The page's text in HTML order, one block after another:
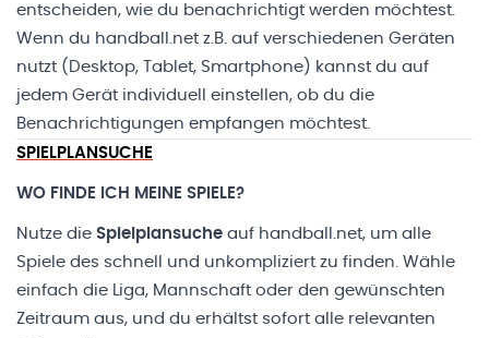
entscheiden, wie du benachrichtigt werden möchtest.
Wenn du handball.net z.B. auf verschiedenen Geräten
nutzt (Desktop, Tablet, Smartphone) kannst du auf
jedem Gerät individuell einstellen, ob du die
Benachrichtigungen empfangen möchtest.
SPIELPLANSUCHE
WO FINDE ICH MEINE SPIELE?
Nutze die Spielplansuche auf handball.net, um alle
Spiele des schnell und unkompliziert zu finden. Wähle
einfach die Liga, Mannschaft oder den gewünschten
Zeitraum aus, und du erhältst sofort alle relevanten